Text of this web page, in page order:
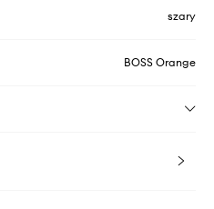
szary
BOSS Orange